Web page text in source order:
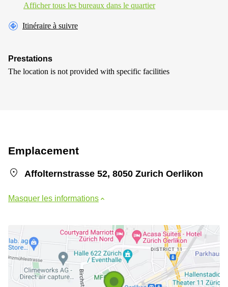
Afficher tous les bureaux dans le quartier
Itinéraire à suivre
Prestations
The location is not provided with specific facilities
Emplacement
Affolternstrasse 52, 8050 Zurich Oerlikon
Masquer les informations